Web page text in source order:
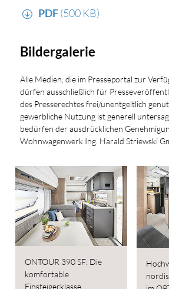
PDF(500 KB)
Bildergalerie
Alle Medien, die im Presseportal zur
dürfen ausschließlich für
des Presserechtes frei/unentgeltlich
gewerbliche Nutzung ist generell
bedürfen der ausdrücklichen
Wohnwagenwerk Ing. Harald Striewski
ONTOUR 390 SF: Die
komfortable
Einsteigerklasse